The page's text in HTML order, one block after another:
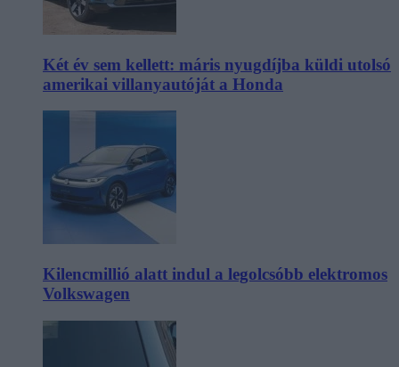
Két év sem kellett: máris nyugdíjba küldi utolsó
amerikai villanyautóját a Honda
Kilencmillió alatt indul a legolcsóbb elektromos
Volkswagen